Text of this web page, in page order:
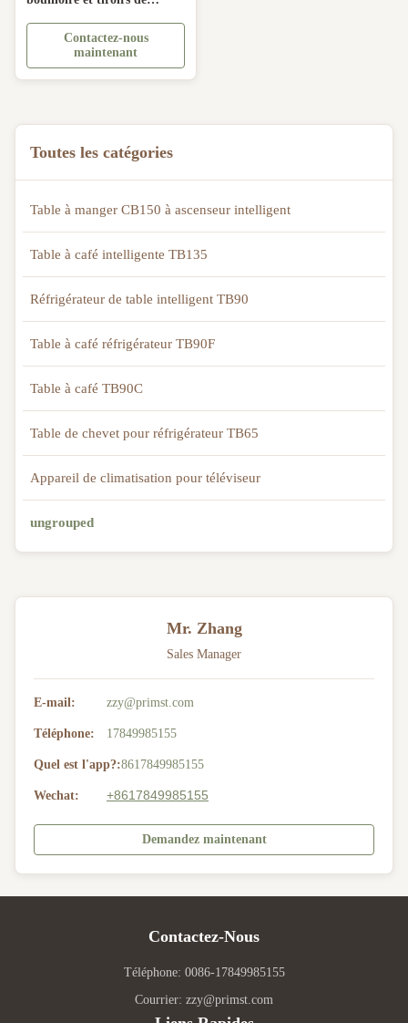
modernesContactez-nous
maintenant
Toutes les catégories
Table à manger CB150 à ascenseur intelligent
Table à café intelligente TB135
Réfrigérateur de table intelligent TB90
Table à café réfrigérateur TB90F
Table à café TB90C
Table de chevet pour réfrigérateur TB65
Appareil de climatisation pour téléviseur
ungrouped
Mr. Zhang
Sales Manager
E-mail: zzy@primst.com
Téléphone: 17849985155
Quel est l'app?:8617849985155
Wechat: +8617849985155
Demandez maintenant
Contactez-Nous
Téléphone: 0086-17849985155
Courrier: zzy@primst.com